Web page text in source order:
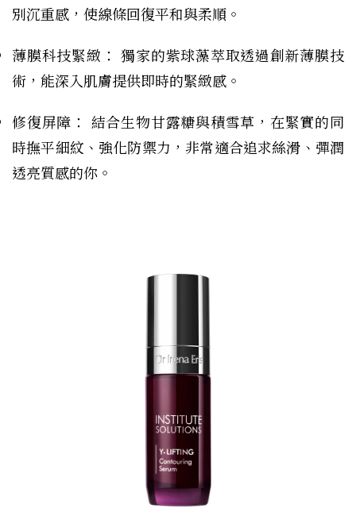
別沉重感，使線條回復平和與柔順。
薄膜科技緊緻： 獨家的紫球藻萃取透過創新薄膜技
術，能深入肌膚提供即時的緊緻感。
修復屏障： 結合生物甘露糖與積雪草，在緊實的同
時撫平細紋、強化防禦力，非常適合追求絲滑、彈潤
透亮質感的你。